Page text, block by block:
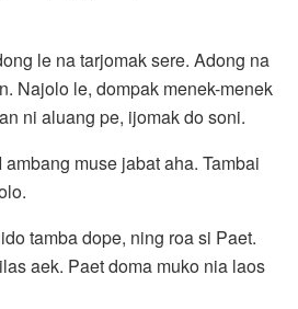
le na tarjomak sere. Adong na
Najolo le, dompak menek-menek
ni aluang pe, ijomak do soni.
muse jabat aha. Tambai
tamba dope, ning roa si Paet.
aek. Paet doma muko nia laos